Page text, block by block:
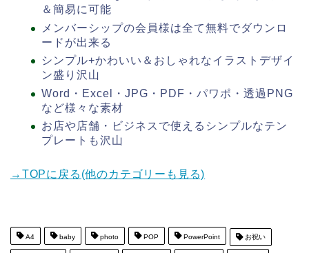
＆簡易に可能
メンバーシップの会員様は全て無料でダウンロ
ードが出来る
シンプル+かわいい＆おしゃれなイラストデザイ
ン盛り沢山
Word・Excel・JPG・PDF・パワポ・透過PNG
など様々な素材
お店や店舗・ビジネスで使えるシンプルなテン
プレートも沢山
→TOPに戻る(他のカテゴリーも見る)
A4 baby photo POP PowerPoint お祝い